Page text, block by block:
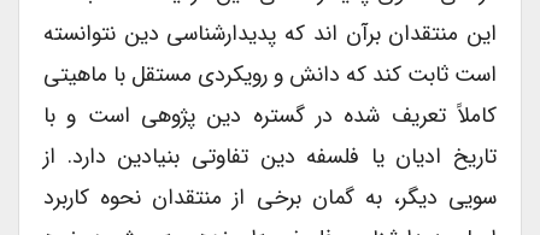
این منتقدان برآن اند که پدیدارشناسی دین نتوانسته
است ثابت کند که دانش و رویکردی مستقل با ماهیتی
کاملاً تعریف شده در گستره دین پژوهی است و با
تاریخ ادیان یا فلسفه دین تفاوتی بنیادین دارد. از
سویی دیگر، به گمان برخی از منتقدان نحوه کاربرد